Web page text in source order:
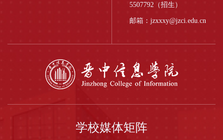
5507792（招生）
邮箱：jzxxxy@jzci.edu.cn
学校媒体矩阵